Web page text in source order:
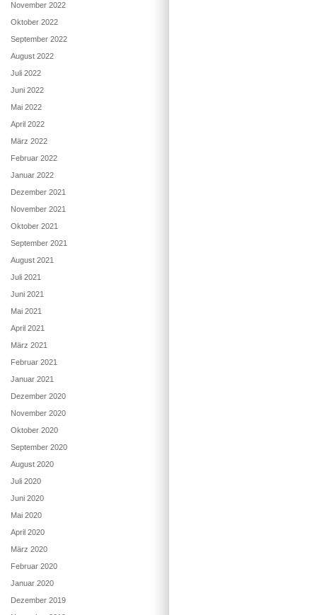
November 2022
Oktober 2022
September 2022
August 2022
Juli 2022
Juni 2022
Mai 2022
April 2022
März 2022
Februar 2022
Januar 2022
Dezember 2021
November 2021
Oktober 2021
September 2021
August 2021
Juli 2021
Juni 2021
Mai 2021
April 2021
März 2021
Februar 2021
Januar 2021
Dezember 2020
November 2020
Oktober 2020
September 2020
August 2020
Juli 2020
Juni 2020
Mai 2020
April 2020
März 2020
Februar 2020
Januar 2020
Dezember 2019